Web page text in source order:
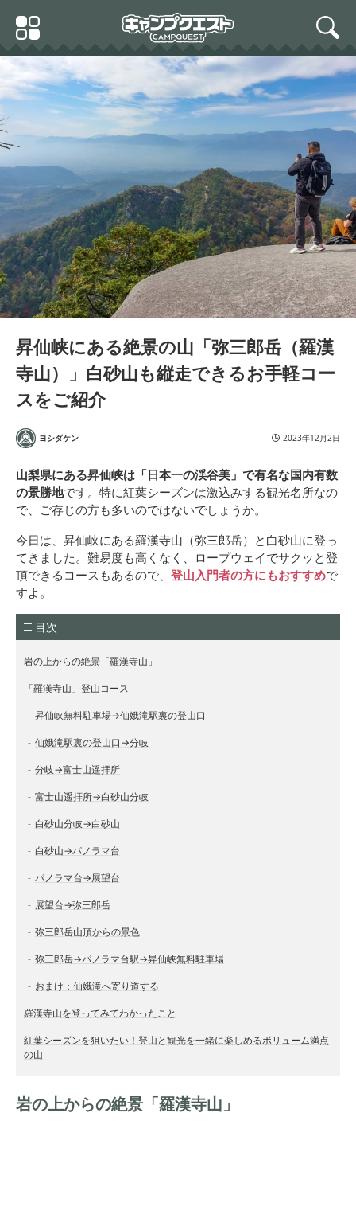
Primary
Menu
search
昇仙峡にある絶景の山「弥三郎岳（羅漢
寺山）」白砂山も縦走できるお手軽コー
スをご紹介
ヨシダケン 2023年12月2日
山梨県にある昇仙峡は「日本一の渓谷美」で有名な国内有数
の景勝地です。特に紅葉シーズンは激込みする観光名所なの
で、ご存じの方も多いのではないでしょうか。
今日は、昇仙峡にある羅漢寺山（弥三郎岳）と白砂山に登っ
てきました。難易度も高くなく、ロープウェイでサクッと登
頂できるコースもあるので、 登山入門者の方にもおすすめで
すよ。
目次
岩の上からの絶景「羅漢寺山」
「羅漢寺山」登山コース
昇仙峡無料駐車場→仙娥滝駅裏の登山口
仙娥滝駅裏の登山口→分岐
分岐→富士山遥拝所
富士山遥拝所→白砂山分岐
白砂山分岐→白砂山
白砂山→パノラマ台
パノラマ台→展望台
展望台→弥三郎岳
弥三郎岳山頂からの景色
弥三郎岳→パノラマ台駅→昇仙峡無料駐車場
おまけ：仙娥滝へ寄り道する
羅漢寺山を登ってみてわかったこと
紅葉シーズンを狙いたい！登山と観光を一緒に楽しめるボリューム満点
の山
岩の上からの絶景「羅漢寺山」